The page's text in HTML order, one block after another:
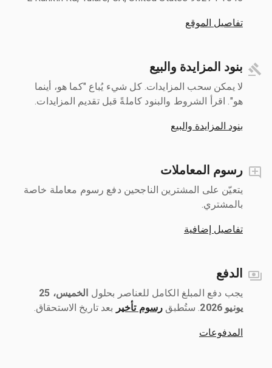
تفاصيل الموقع
بنود المزايدة والبيع
لا يمكن سحب المزايدات. كل شيء يُباع "كما هو، أينما
هو". اقرأ الشروط والبنود كاملةً قبل تقديم المزايدات.
بنود المزايدة والبيع
رسوم المعاملات
يتعيّن على المشترين الناجحين دفع رسوم معاملة خاصة
بالمشتري.
تفاصيل إضافية
الدفع
يجب دفع المبلغ الكامل للعناصر بحلول ‎
الخميس، 25
يونيو 2026
رسوم تأخير بعد تاريخ الاستحقاق.
المدفوعات